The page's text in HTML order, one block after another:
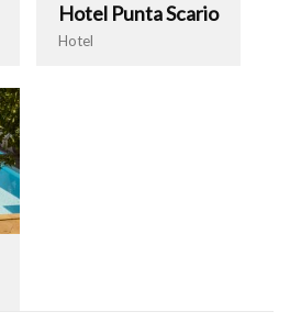
Hotel Punta Scario
Hotel